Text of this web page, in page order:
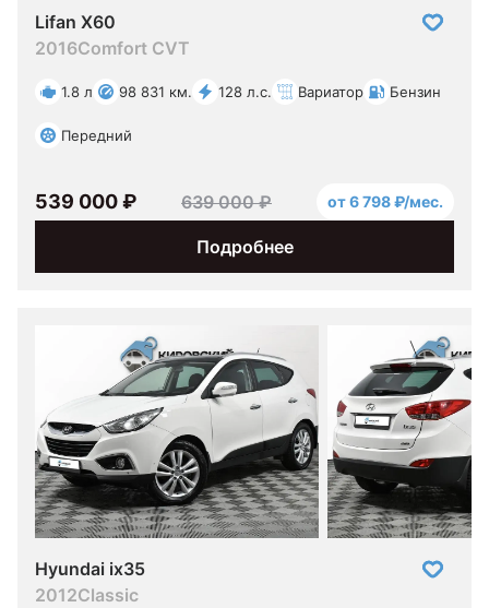
Lifan X60
2016Comfort CVT
1.8 л 98 831 км. 128 л.с. Вариатор Бензин
Передний
Подробнее
539 000 ₽ 639 000 ₽ от 6 798 ₽/мес.
Hyundai ix35
2012Classic